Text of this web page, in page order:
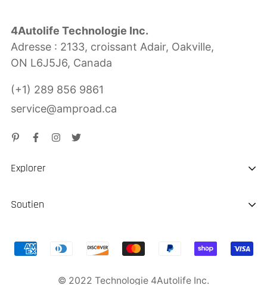
4Autolife Technologie Inc.
Adresse : 2133, croissant Adair, Oakville,
ON L6J5J6, Canada
(+1) 289 856 9861
service@amproad.ca
Explorer
À propos de nous
Chargeur EV portable
Soutien
Expédition & Livraison
Remboursement de retour
Garantie du produit
© 2022 Technologie 4Autolife Inc.